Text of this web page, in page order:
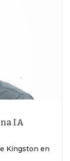
IA
Kingston en